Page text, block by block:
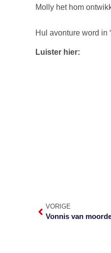
Molly het hom
Hul avonture word in
Luister hier:
VORIGE
Vonnis van